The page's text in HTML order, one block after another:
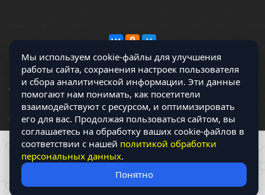
Магазин работает на OCLite Комплект-А - радиодетали и электронные
компоненты © 2026
Мы используем cookie-файлы для улучшения
работы сайта, сохранения настроек пользователя
и сбора аналитической информации. Эти данные
помогают нам понимать, как посетители
взаимодействуют с ресурсом, и оптимизировать
его для вас. Продолжая пользоваться сайтом, вы
соглашаетесь на обработку ваших cookie-файлов в
соответствии с нашей политикой обработки
персональных данных.
Понятно